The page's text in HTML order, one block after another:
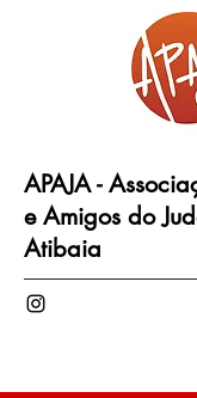
APAJA -
e Amigos do
Atibaia